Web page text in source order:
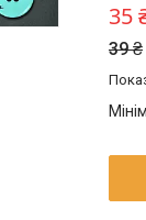
39 ₴
35